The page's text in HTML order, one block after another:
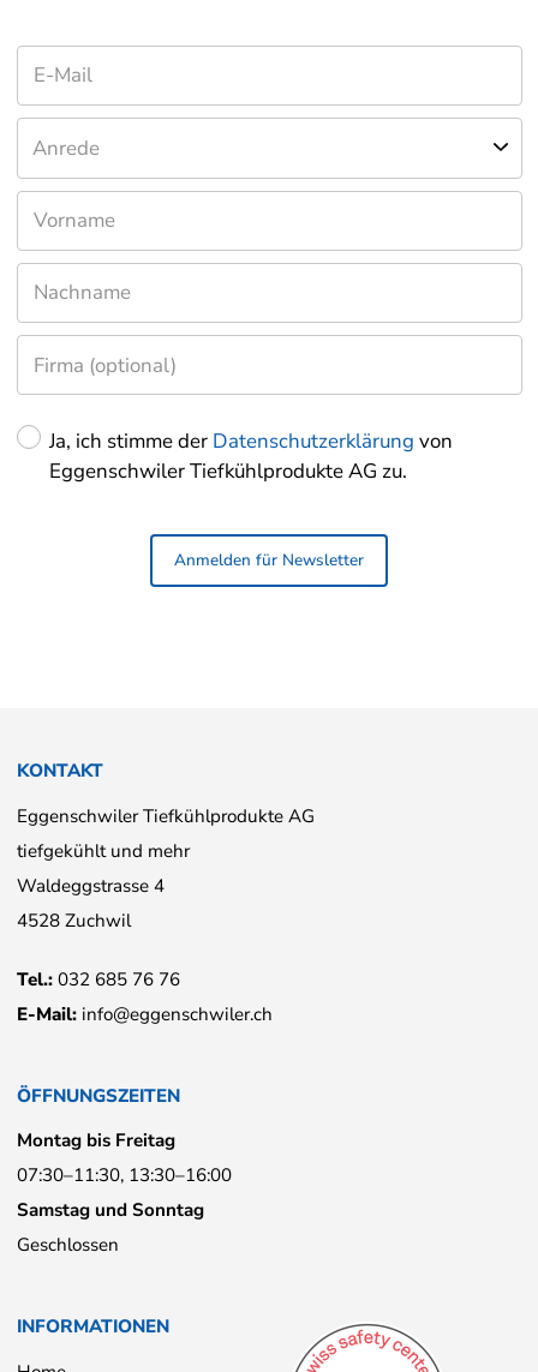
Anrede
Frau
Herr
Anrede
Ja, ich stimme der Datenschutzerklärung von
Eggenschwiler Tiefkühlprodukte AG zu.
KONTAKT
Eggenschwiler Tiefkühlprodukte AG
tiefgekühlt und mehr
Waldeggstrasse 4
4528 Zuchwil
Tel.: 032 685 76 76
E-Mail: info@eggenschwiler.ch
ÖFFNUNGSZEITEN
Montag bis Freitag
07:30–11:30, 13:30–16:00
Samstag und Sonntag
Geschlossen
INFORMATIONEN